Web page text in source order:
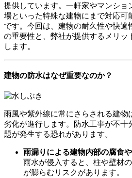
提供しています。一軒家やマンショ
場といった特殊な建物にまで対応可
です。今回は、建物の耐久性や快適
の重要性と、弊社が提供するメリッ
します。
建物の防水はなぜ重要なのか？
雨風や紫外線に常にさらされる建物
劣化が進行します。防水工事が不十
題が発生する恐れがあります。
雨漏りによる建物内部の腐食
雨水が侵入すると、柱や壁材
が膨らむリスクがあります。